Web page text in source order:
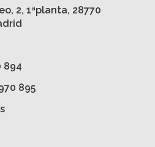
2, 1ªplanta, 28770
894
895